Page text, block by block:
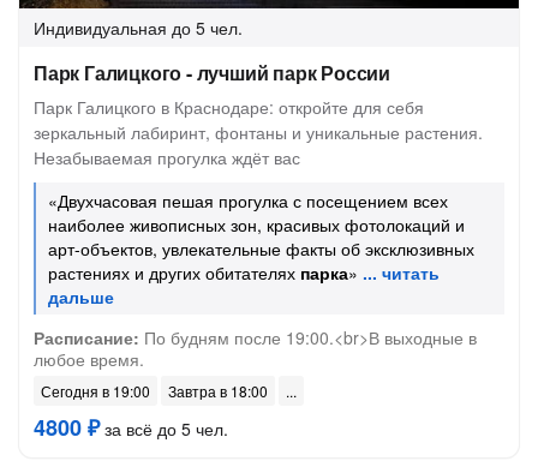
Индивидуальная до 5 чел.
Парк Галицкого - лучший парк России
Парк Галицкого в Краснодаре: откройте для себя
зеркальный лабиринт, фонтаны и уникальные растения.
Незабываемая прогулка ждёт вас
«Двухчасовая пешая прогулка с посещением всех
наиболее живописных зон, красивых фотолокаций и
арт-объектов, увлекательные факты об эксклюзивных
растениях и других обитателях парка»
Расписание: По будням после 19:00.<br>В выходные в
любое время.
Сегодня в 19:00 Завтра в 18:00
4800 ₽за всё до 5 чел.